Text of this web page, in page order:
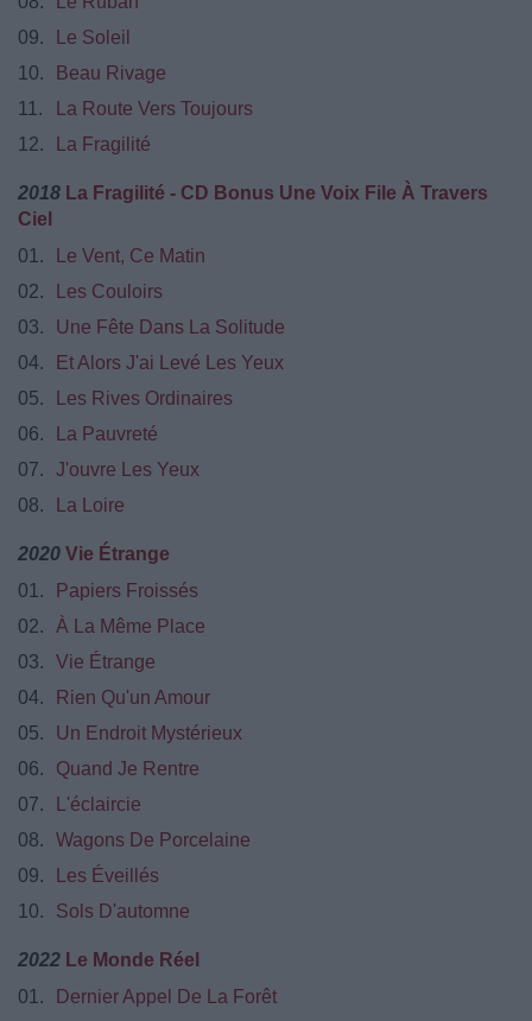
09.
Le Soleil
10.
Beau Rivage
11.
La Route Vers Toujours
12.
La Fragilité
2018 La Fragilité - CD Bonus Une Voix File À Travers
Ciel
01.
Le Vent, Ce Matin
02.
Les Couloirs
03.
Une Fête Dans La Solitude
04.
Et Alors J'ai Levé Les Yeux
05.
Les Rives Ordinaires
06.
La Pauvreté
07.
J'ouvre Les Yeux
08.
La Loire
2020 Vie Étrange
01.
Papiers Froissés
02.
À La Même Place
03.
Vie Étrange
04.
Rien Qu'un Amour
05.
Un Endroit Mystérieux
06.
Quand Je Rentre
07.
L'éclaircie
08.
Wagons De Porcelaine
09.
Les Éveillés
10.
Sols D'automne
2022 Le Monde Réel
01.
Dernier Appel De La Forêt